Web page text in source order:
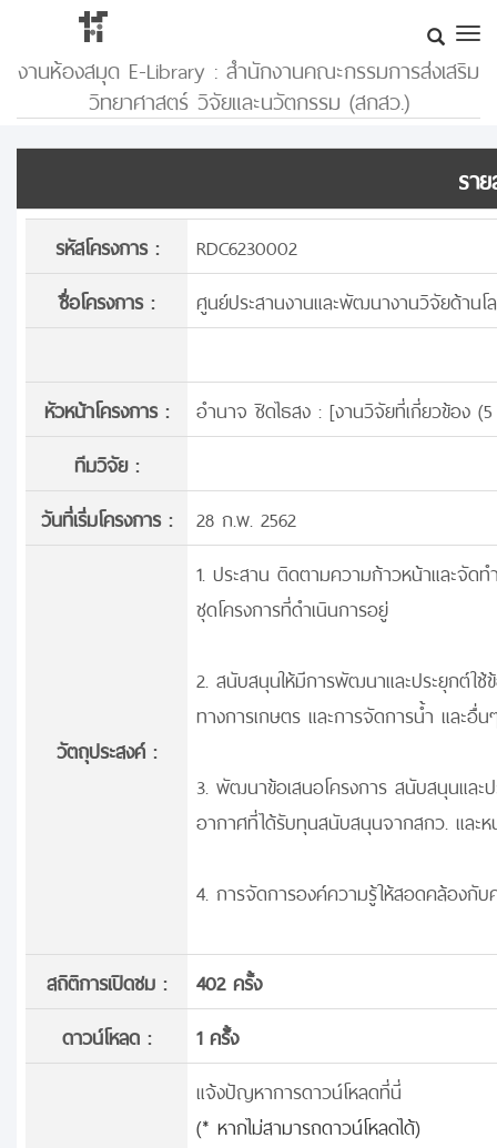
งานห้องสมุด E-Library : สำนักงานคณะกรรมการส่งเสริม
วิทยาศาสตร์ วิจัยและนวัตกรรม (สกสว.)
รา
รหัสโครงการ :
RDC6230002
ชื่อโครงการ :
ศูนย์ประสานงานและพัฒนางานวิจัยด้าน
หัวหน้าโครงการ : อำนาจ ชิดไธสง : [งานวิจัยที่เกี่ยวข้อง
ทีมวิจัย :
วันที่เริ่มโครงการ :
28 ก.พ. 2562
วัตถุประสงค์ :
1. ประสาน ติดตามความก้าวหน้าและจัด
ชุดโครงการที่ดำเนินการอยู่
2. สนับสนุนให้มีการพัฒนาและประยุกต์ใช้
ทางการเกษตร และการจัดการน้ำ และอื่น
3. พัฒนาข้อเสนอโครงการ สนับสนุนและ
อากาศที่ได้รับทุนสนับสนุนจากสกว. และห
4. การจัดการองค์ความรู้ให้สอดคล้องกับ
สถิติการเปิดชม :
402 ครั้ง
ดาวน์โหลด :
1 ครั้้ง
แจ้งปัญหาการดาวน์โหลดที่นี่
(* หากไม่สามารถดาวน์โหลดได้)